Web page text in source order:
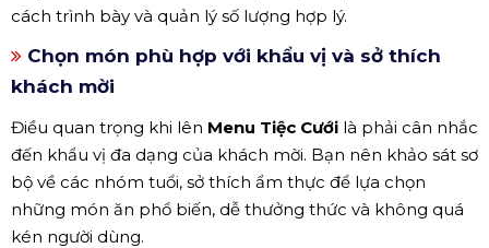
cách trình bày và quản lý số lượng hợp lý.
Chọn món phù hợp với khẩu vị và sở thích
khách mời
Điều quan trọng khi lên Menu Tiệc Cưới là phải cân nhắc
đến khẩu vị đa dạng của khách mời. Bạn nên khảo sát sơ
bộ về các nhóm tuổi, sở thích ẩm thực để lựa chọn
những món ăn phổ biến, dễ thưởng thức và không quá
kén người dùng.